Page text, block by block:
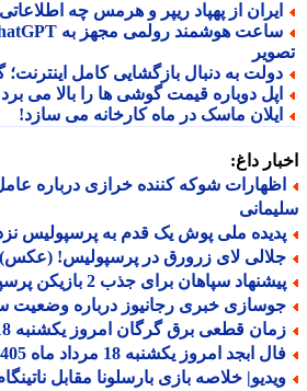
از پهپاد ریپر و هرمس چه اطلاعاتی
به دنبال بازگشایی کامل اینترنت؛
دوباره قیمت گوشی ها را بالا می برد
ماسک در ماه کارخانه می سازد!
داغ:
شوکه کننده خرازی درباره عامل
ملی پوش یک قدم به پرسپولیس نزدیک
لای زرورق در پرسپولیس! (عکس)
سپاهان برای جذب 2 بازیکن پرسپولیس
خبری رجانیوز درباره وضعیت
قطعی برق گرگان امروز یکشنبه 18 مرداد (خاموشی برق)
ابجد امروز یکشنبه 18 مرداد ماه 1405